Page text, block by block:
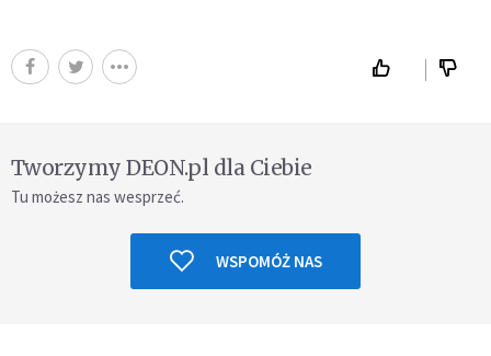
Tworzymy DEON.pl dla Ciebie
Tu możesz nas wesprzeć.
WSPOMÓŻ NAS